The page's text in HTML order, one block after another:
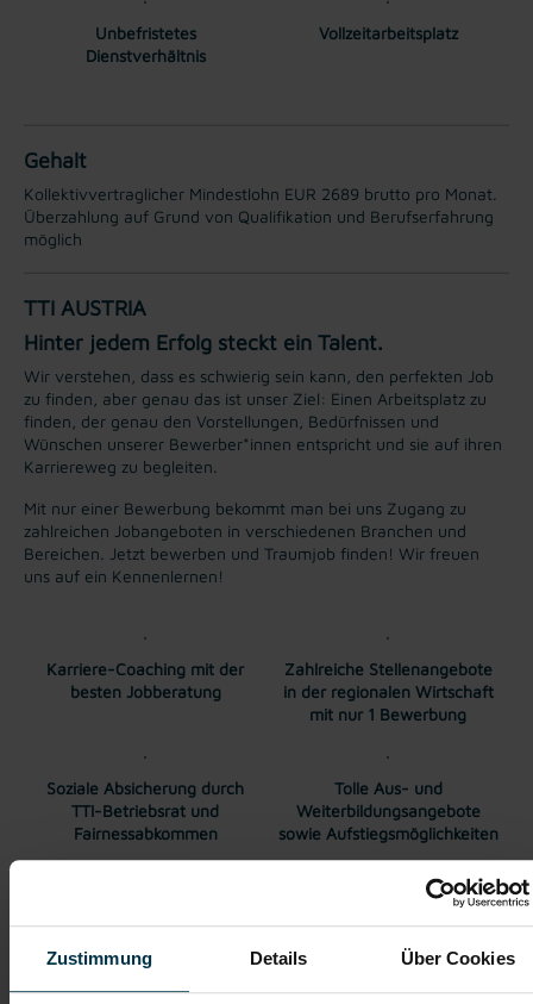
Zustimmung Details Über Cookies
Unbefristetes
Dienstverhältnis
Vollzeitarbeitsplatz
Gehalt
Kollektivvertraglicher Mindestlohn EUR 2689 brutto pro Monat.
Überzahlung auf Grund von Qualifikation und Berufserfahrung
möglich
TTI AUSTRIA
Hinter jedem Erfolg steckt ein Talent.
Wir verstehen, dass es schwierig sein kann, den perfekten Job
zu finden, aber genau das ist unser Ziel: Einen Arbeitsplatz zu
finden, der genau den Vorstellungen, Bedürfnissen und
Wünschen unserer Bewerber*innen entspricht und sie auf ihren
Karriereweg zu begleiten.
Mit nur einer Bewerbung bekommt man bei uns Zugang zu
zahlreichen Jobangeboten in verschiedenen Branchen und
Bereichen. Jetzt bewerben und Traumjob finden! Wir freuen
uns auf ein Kennenlernen!
Karriere-Coaching mit der
besten Jobberatung
Zahlreiche Stellenangebote
in der regionalen Wirtschaft
mit nur 1 Bewerbung
Soziale Absicherung durch
TTI-Betriebsrat und
Fairnessabkommen
Tolle Aus- und
Weiterbildungsangebote
sowie Aufstiegsmöglichkeiten
Betriebschlosser:In in Voitsberg mit dem Schwerpunkt